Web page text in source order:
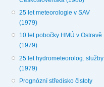
25 let meteorologie v SAV
(1979)
10 let pobočky HMÚ v Ostravě
(1979)
25 let hydrometeorolog. služby
(1979)
Prognózní středisko čistoty